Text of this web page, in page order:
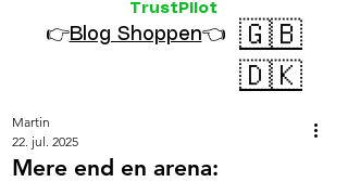
TrustPilot
👉Blog Shoppen👈
🇬🇧
🇩🇰
Mere end en arena:
Martin
22. jul. 2025